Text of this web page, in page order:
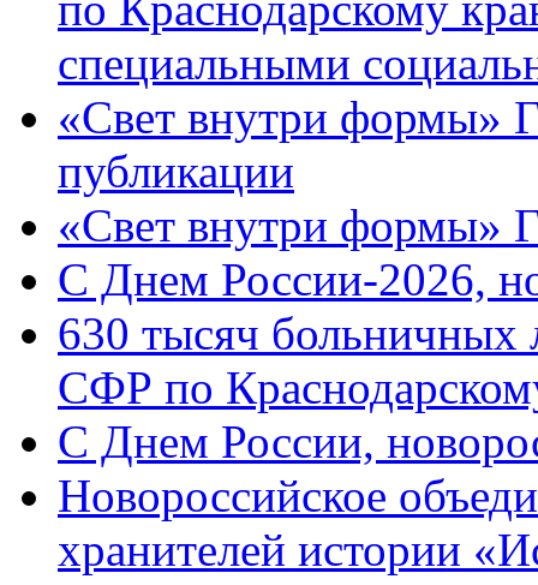
специальными
«Свет внутри формы»
публикации
«Свет внутри формы»
C Днем России-2026,
630 тысяч больничных
СФР по
C Днем России,
Новороссийское
хранителей истории